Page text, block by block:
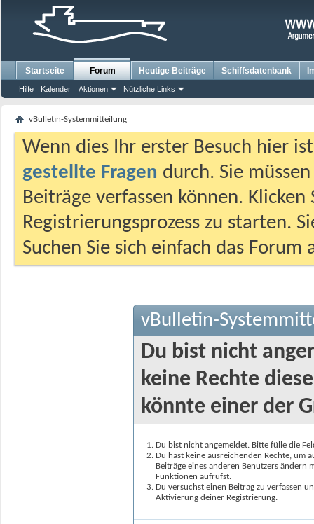
Startseite Forum
Hilfe Kalender Aktionen Nützliche Links
Heutige Beiträge Schiffsdatenbank
vBulletin-Systemmitteilung
Wenn dies Ihr erster Besuch hier
gestellte Fragen durch. Sie
Beiträge verfassen können.
Registrierungsprozess zu starten.
Suchen Sie sich einfach das
vBulletin-
Du bist nicht
keine Rechte
könnte einer der
Du bist nicht angemeldet. Bitte fülle die
Du hast keine ausreichenden Rechte, um
Beiträge eines anderen Benutzers
Funktionen aufrufst.
Du versuchst einen Beitrag zu verfassen
Aktivierung deiner Registrierung.